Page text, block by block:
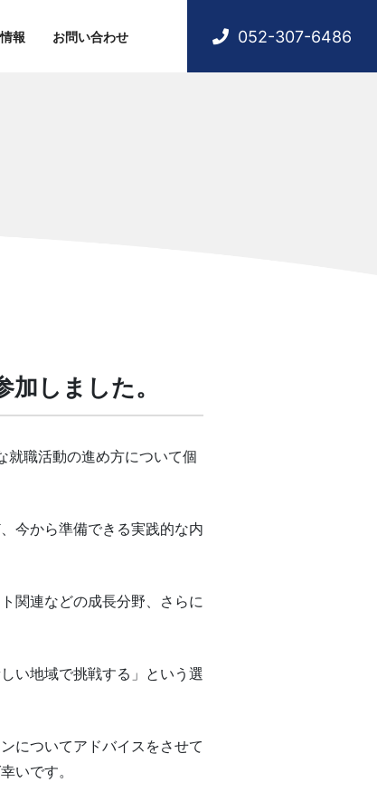
報 お問い合わせ 052-307-6486
しました。
就職活動の進め方について個
今から準備できる実践的な内
関連などの成長分野、さらに
い地域で挑戦する」という選
についてアドバイスをさせて
いです。